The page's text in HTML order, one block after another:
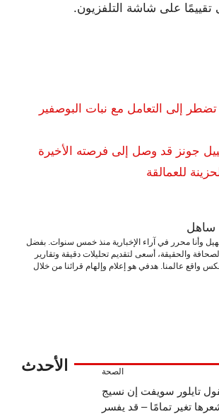
تقييمًا على شاشة التلفزيون.
إلى التعامل مع نبات البوصفير
جونز قد وصل إلى فرصته الأخيرة
للعمالقة
ساهل
وأنا محرر في آراء الإخبارية منذ خمس سنوات. بفضل
والحقيقة، أسعى لتقديم تحليلات دقيقة وتقارير
واقع عالمنا. هدفي هو إعلام وإلهام قرائنا من خلال
الأحدث الصحة
تايلور سويفت إن نسيج
تغير تمامًا – قد يفسر